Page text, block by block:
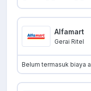
Alfamart
Gerai Ritel
Belum termasuk biaya